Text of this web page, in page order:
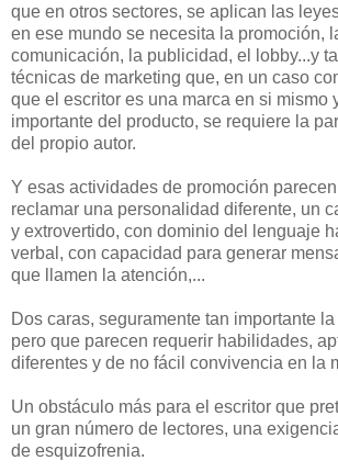
que en otros sectores, se aplican las
en ese mundo se necesita la promoción,
comunicación, la publicidad, el lobby...y
técnicas de marketing que, en un caso
que el escritor es una marca en si mismo
importante del producto, se requiere la
del propio autor.
Y esas actividades de promoción
reclamar una personalidad diferente, un
y extrovertido, con dominio del lenguaje
verbal, con capacidad para generar
que llamen la atención,...
Dos caras, seguramente tan importante
pero que parecen requerir habilidades,
diferentes y de no fácil convivencia en la
Un obstáculo más para el escritor que
un gran número de lectores, una
de esquizofrenia.